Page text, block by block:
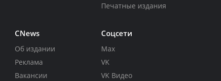
Печатные издания
CNews
Об издании
Реклама
Вакансии
Соцсети
Max
VK
VK Видео